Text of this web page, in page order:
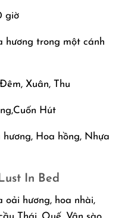
giờ
hương trong một cánh
Xuân, Thu
Hút
hương, Hoa hồng, Nhựa
In Bed
oải hương, hoa nhài,